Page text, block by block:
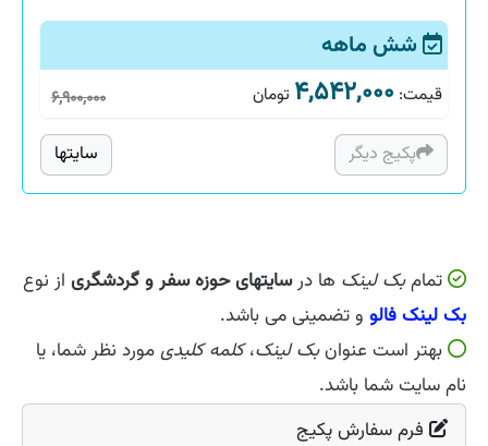
شش ماهه
قیمت: ۴,۵۴۲,۰۰۰ تومان ۶,۹۰۰,۰۰۰
سایتها پکیج دیگر
تمامبک لینک ها درسایتهای حوزه سفر و گردشگری از نوع
بک لینک فالو و تضمینی می باشد.
بهتر است عنوانبک لینک،کلمه کلیدیمورد نظر شما، یا
نام سایت شما باشد.
فرم سفارش پکیج